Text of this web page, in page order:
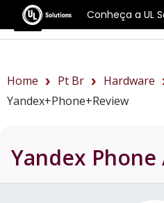
Conheça a UL
Benchmarks
Home Pt Br Hardware
Yandex+Phone+review
Yandex Phone